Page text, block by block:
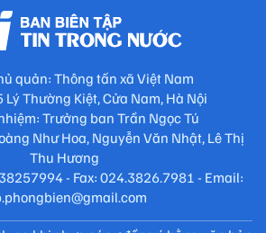
quản: Thông tấn xã Việt Nam
Lý Thường Kiệt, Cửa Nam, Hà Nội
Trưởng ban Trần Ngọc Tú
Như Hoa, Nguyễn Văn Nhật, Lê Thị
Thu Hương
- Fax: 024.3826.7981 - Email: